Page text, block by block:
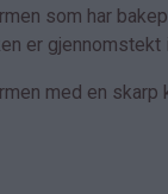
som har
er
med en